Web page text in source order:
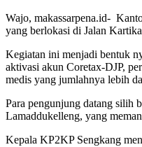
Wajo, makassarpena.id-
yang berlokasi di Jalan
Kegiatan ini menjadi bentuk
aktivasi akun Coretax-DJP,
medis yang jumlahnya lebih
Para pengunjung datang silih
Lamaddukelleng, yang
Kepala KP2KP Sengkang